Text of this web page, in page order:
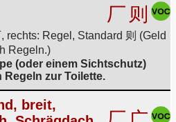
厂 则
rechts: Regel, Standard 则 (Geld
Regeln.)
(oder einem Sichtschutz)
Regeln zur Toilette.
breit,